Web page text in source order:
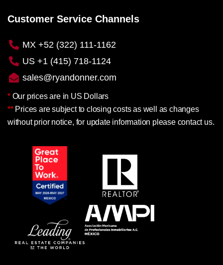
Customer Service Channels
MX +52 (322) 111-1162
US +1 (415) 718-1124
sales@ryandonner.com
* Our prices are in US Dollars
** Prices are subject to closing costs as well as changes
without prior notice, for update information please contact us.